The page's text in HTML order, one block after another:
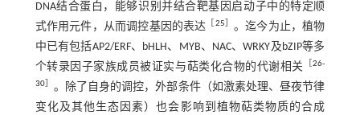
DNA结合蛋白，能够识别并结合靶基因启动子中的特定顺
式作用元件，从而调控基因的表达
25
。迄今为止，植物
中已有包括AP2/ERF、bHLH、MYB、NAC、WRKY及bZIP等多
个转录因子家族成员被证实与萜类化合物的代谢相关 ［26-
30］ 。除了自身的调控，外部条件（如激素处理、昼夜节律
变化及其他生态因素）也会影响到植物萜类物质的合成